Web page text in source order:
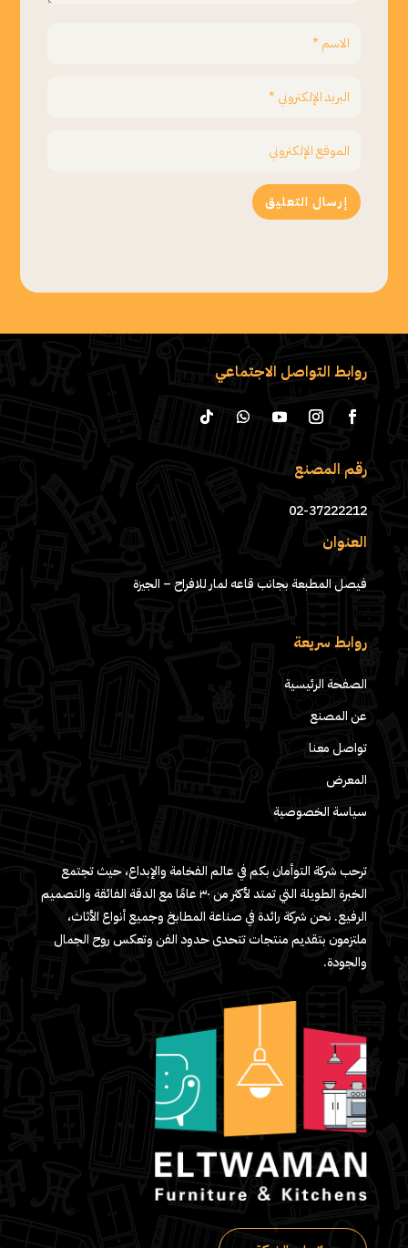
إرسال التعليق
روابط التواصل الاجتماعي
رقم المصنع
02-37222212
العنوان
فيصل المطبعة بجانب قاعه لمار للافراح – الجيزة
روابط سريعة
الصفحة الرئيسية
عن المصنع
تواصل معنا
المعرض
سياسة الخصوصية
ترحب شركة التوأمان بكم في عالم الفخامة والإبداع، حيث تجتمع
الخبرة الطويلة التي تمتد لأكثر من ٣٠ عامًا مع الدقة الفائقة والتصميم
الرفيع. نحن شركة رائدة في صناعة المطابخ وجميع أنواع الأثاث،
ملتزمون بتقديم منتجات تتحدى حدود الفن وتعكس روح الجمال
والجودة.